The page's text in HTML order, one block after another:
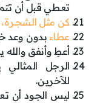
تعطي قبل أن
كن مثل الشجرة،
عطاء بدون وعد
أعطِ وأنفق والله
الرجل
للآخرين.
ليس الجود أن